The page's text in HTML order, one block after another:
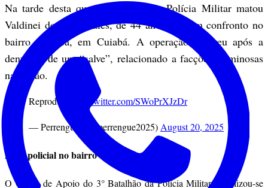
Na tarde desta quarta-feira (20), a Polícia Militar matou
Valdinei dos Reis Sales, de 44 anos, em um confronto no
bairro Canjica, em Cuiabá. A operação ocorreu após a
denúncia de um “salve”, relacionado a facções criminosas
na região.
Reprodução pic.twitter.com/SWoPrXJzDr
— Perrengue2 (@perrengue2025) August 20, 2025
Ação policial no bairro Canjica
O Grupo de Apoio do 3° Batalhão da Polícia Militar mobilizou-se